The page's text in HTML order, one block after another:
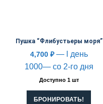
Пушка “Флибустьеры моря”
4,700 ₽— l день
1000— со 2-го дня
Доступно 1 шт
БРОНИРОВАТЬ!